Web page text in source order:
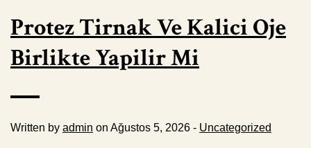
Protez Tirnak Ve Kalici Oje
Birlikte Yapilir Mi
Written by admin on Ağustos 5, 2026 - Uncategorized